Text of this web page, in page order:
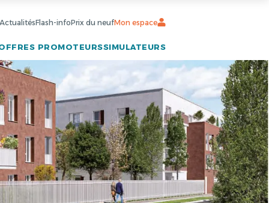
ActualitésFlash-infoPrix du neufMon espace
PROMOTEURSSIMULATEURS